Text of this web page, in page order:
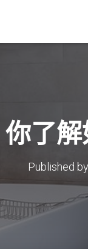
你了解
Published by